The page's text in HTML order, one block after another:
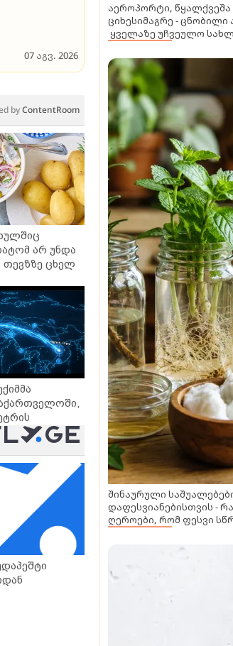
07 აგვ. 2026
byContentRoom
არ უნდა
თევზზე ცხელ
ოპერაცია
აეროპორტი, წყალქვეშა
ციხესიმაგრე - ცნობილი
ყველაზე უჩვეულო
შინაურული
დაფესვიანებისთვის -
ღეროები, რომ ფესვი